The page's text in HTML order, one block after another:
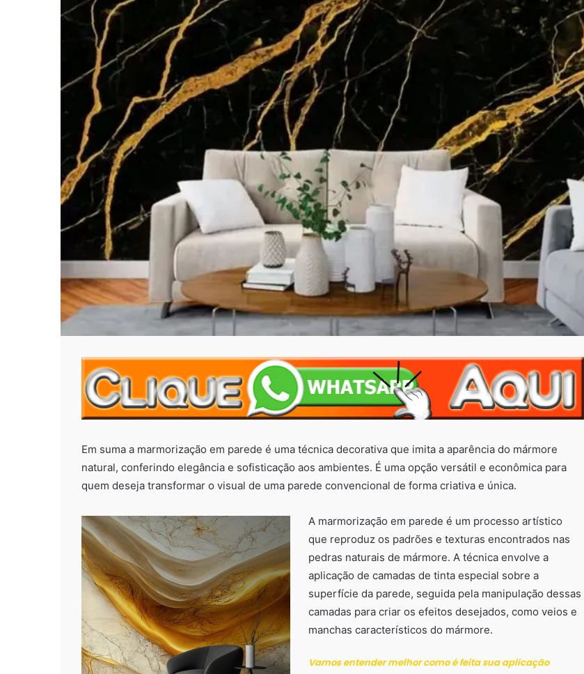
Em suma a marmorização em parede é uma técnica decorativa que imita a aparência do mármore
natural, conferindo elegância e sofisticação aos ambientes. É uma opção versátil e econômica para
quem deseja transformar o visual de uma parede convencional de forma criativa e única.
A marmorização em parede é um processo artístico
que reproduz os padrões e texturas encontrados nas
pedras naturais de mármore. A técnica envolve a
aplicação de camadas de tinta especial sobre a
superfície da parede, seguida pela manipulação dessas
camadas para criar os efeitos desejados, como veios e
manchas característicos do mármore.
Vamos entender melhor como é feita sua aplicação